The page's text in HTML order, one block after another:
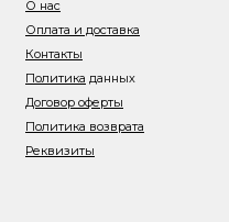
О нас
Оплата и доставка
Контакты
Политика данных
Договор оферты
Политика возврата
Реквизиты